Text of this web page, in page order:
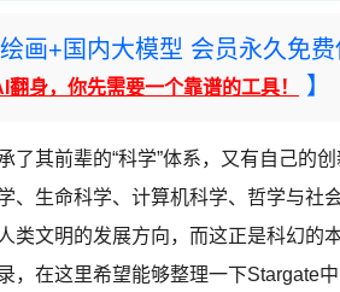
画+国内大模型 会员永久免费
翻身，你先需要一个靠谱的工具！ 】
其前辈的“科学”体系，又有自己的
、生命科学、计算机科学、哲学与社
类文明的发展方向，而这正是科幻的
，在这里希望能够整理一下Stargate